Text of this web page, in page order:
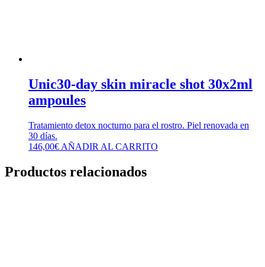
Unic30-day skin miracle shot 30x2ml
ampoules
Tratamiento detox nocturno para el rostro. Piel renovada en
30 días.
146,00€ AÑADIR AL CARRITO
Productos relacionados